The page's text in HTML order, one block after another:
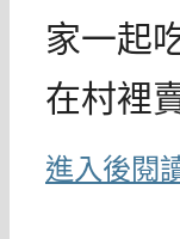
家一起
在村裡
進入後閱